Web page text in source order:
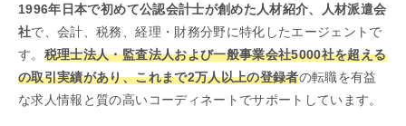
1996年日本で初めて公認会計士が創めた人材紹介、人材派遣会
社で、会計、税務、経理・財務分野に特化したエージェントで
す。 税理士法人・監査法人および一般事業会社5000社を超える
の取引実績があり、これまで2万人以上の登録者の転職を有益
な求人情報と質の高いコーディネートでサポートしています。